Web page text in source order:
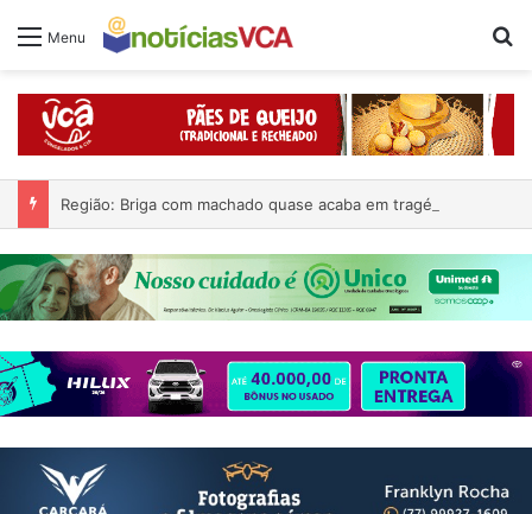
Menu
Região: Briga com machado quase acaba em tragédia